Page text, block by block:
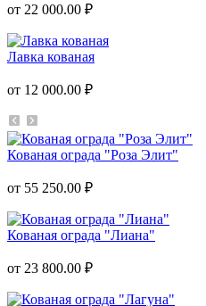
от 22 000.00 ₽
Лавка кованая
от 12 000.00 ₽
Кованая ограда "Роза Элит"
от 55 250.00 ₽
Кованая ограда "Лиана"
от 23 800.00 ₽